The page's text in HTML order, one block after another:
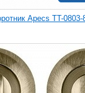
Apecs TT-0803-